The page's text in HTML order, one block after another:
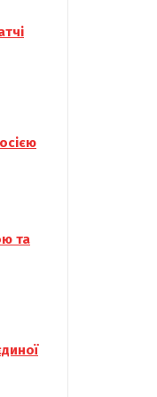
та